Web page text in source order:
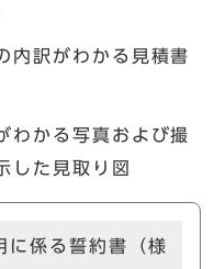
内訳がわかる見積書
わかる写真および撮
した見取り図
に係る誓約書（様